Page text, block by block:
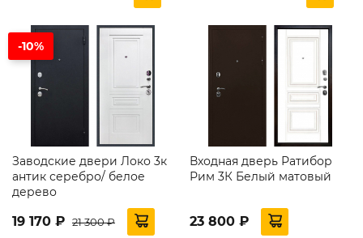
-10%
Заводские двери Локо 3к
антик серебро/ белое
дерево
19 170 ₽ 21 300 ₽
Входная дверь Ратибор
Рим 3К Белый матовый
23 800 ₽